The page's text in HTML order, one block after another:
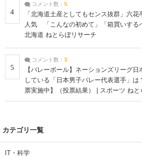
4
コメント数： 5
「北海道土産としてもセンス抜群」六花
人気 「こんなの初めて」「箱買いする
北海道 ねとらぼリサーチ
5
コメント数： 3
【バレーボール】ネーションズリーグ
している「日本男子バレー代表選手」は
票実施中】（投票結果） | スポーツ ねと
カテゴリ一覧
IT・科学